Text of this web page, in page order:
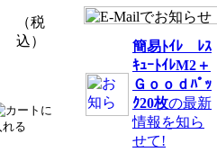
（税
込）
簡易ﾄｲﾚ ﾚｽ
ｷｭｰﾄｲﾚM2＋
Ｇｏｏｄﾊﾟｯ
ｸ20枚の最新
情報を知ら
せて!